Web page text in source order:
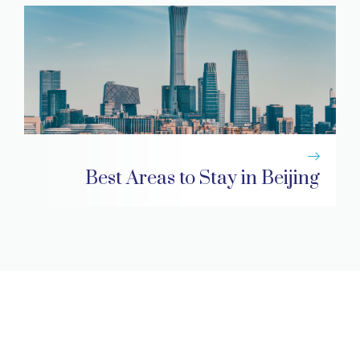
Best Areas to Stay in Beijing